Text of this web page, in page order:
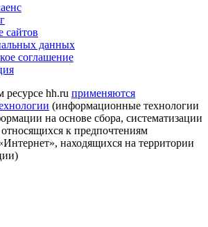
сайтов
данных
соглашение
hh.ru применяются
(информационные технологии
на основе сбора, систематизации
к предпочтениям
находящихся на территории